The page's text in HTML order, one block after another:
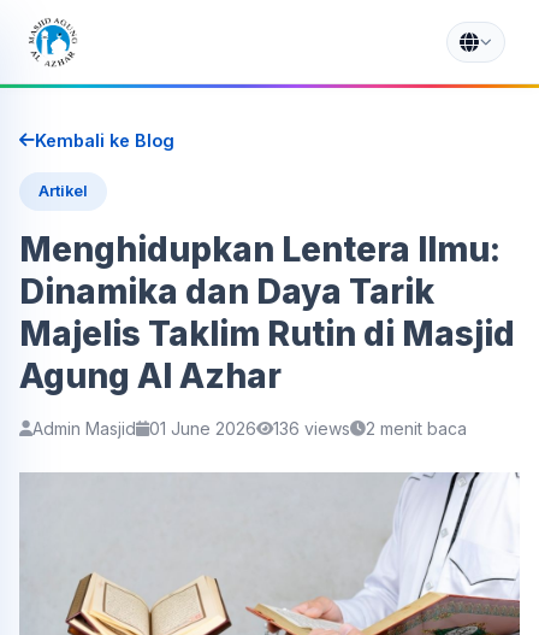
Kembali ke Blog
Artikel
Menghidupkan Lentera Ilmu:
Dinamika dan Daya Tarik
Majelis Taklim Rutin di Masjid
Agung Al Azhar
Admin Masjid 01 June 2026 136 views 2 menit baca